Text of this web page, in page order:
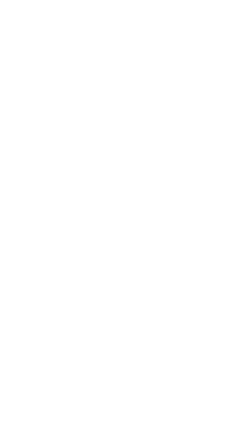
di pop-up, utilizzo
in atto di frodi
frodi in
estorsioni, ricatti,
di carte di
rubati, offerta o
e a duplice uso,
controllate, furti di
pharming, furto di
o scala, pirateria
intellettuale e
perseguitare,
controllare altri o
modo, inclusi audio,
digitali, ecc.;